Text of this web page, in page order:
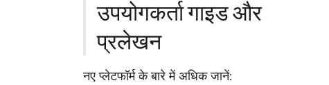
उपयोगकर्ता गाइड और
प्रलेखन
नए प्लेटफॉर्म के बारे में अधिक जानें: